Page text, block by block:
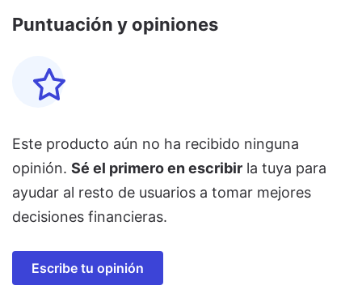
Puntuación y opiniones
Este producto aún no ha recibido ninguna
opinión. Sé el primero en escribir la tuya para
ayudar al resto de usuarios a tomar mejores
decisiones financieras.
Escribe tu opinión